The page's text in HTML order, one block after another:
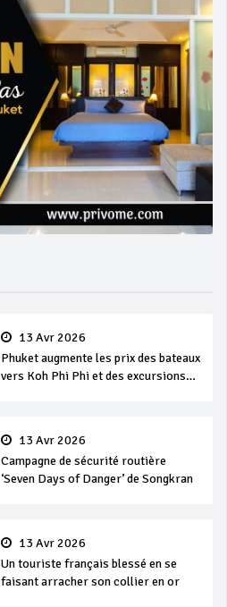
13 Avr 2026
Phuket augmente les prix des bateaux
vers Koh Phi Phi et des excursions
13 Avr 2026
Campagne de sécurité routière
‘Seven Days of Danger’ de Songkran
13 Avr 2026
Un touriste français blessé en se
faisant arracher son collier en or